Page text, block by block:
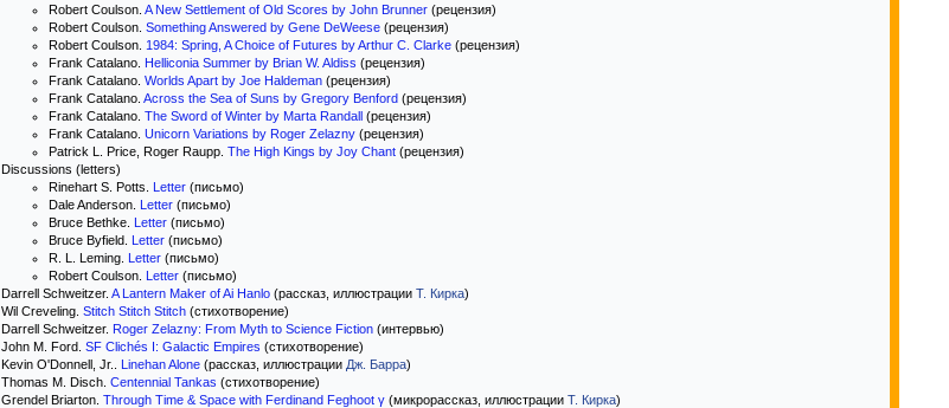
Robert Coulson. A New Settlement of Old Scores by John Brunner (рецензия)
Robert Coulson. Something Answered by Gene DeWeese (рецензия)
Robert Coulson. 1984: Spring, A Choice of Futures by Arthur C. Clarke (рецензия)
Frank Catalano. Helliconia Summer by Brian W. Aldiss (рецензия)
Frank Catalano. Worlds Apart by Joe Haldeman (рецензия)
Frank Catalano. Across the Sea of Suns by Gregory Benford (рецензия)
Frank Catalano. The Sword of Winter by Marta Randall (рецензия)
Frank Catalano. Unicorn Variations by Roger Zelazny (рецензия)
Patrick L. Price, Roger Raupp. The High Kings by Joy Chant (рецензия)
Discussions (letters)
Rinehart S. Potts. Letter (письмо)
Dale Anderson. Letter (письмо)
Bruce Bethke. Letter (письмо)
Bruce Byfield. Letter (письмо)
R. L. Leming. Letter (письмо)
Robert Coulson. Letter (письмо)
Darrell Schweitzer. A Lantern Maker of Ai Hanlo (рассказ, иллюстрации Т. Кирка)
Wil Creveling. Stitch Stitch Stitch (стихотворение)
Darrell Schweitzer. Roger Zelazny: From Myth to Science Fiction (интервью)
John M. Ford. SF Clichés I: Galactic Empires (стихотворение)
Kevin O'Donnell, Jr.. Linehan Alone (рассказ, иллюстрации Дж. Барра)
Thomas M. Disch. Centennial Tankas (стихотворение)
Grendel Briarton. Through Time & Space with Ferdinand Feghoot γ (микрорассказ, иллюстрации Т. Кирка)